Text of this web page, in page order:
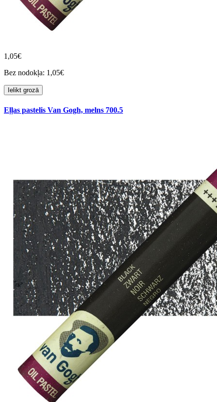
1,05€
Bez nodokļa: 1,05€
Ielikt grozā
Eļļas pastelis Van Gogh, melns 700.5